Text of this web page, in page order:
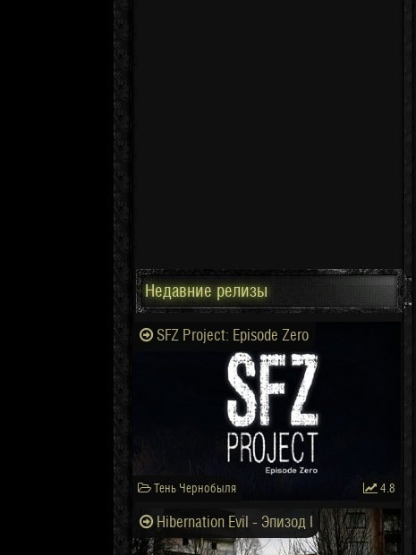
Недавние релизы
SFZ Project: Episode Zero
Тень Чернобыля 4.8
Hibernation Evil - Эпизод I